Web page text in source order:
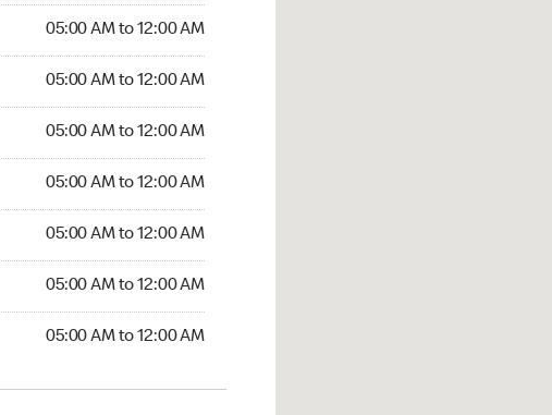
05:00 AM to 12:00 AM
05:00 AM to 12:00 AM
05:00 AM to 12:00 AM
05:00 AM to 12:00 AM
05:00 AM to 12:00 AM
05:00 AM to 12:00 AM
05:00 AM to 12:00 AM